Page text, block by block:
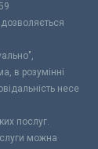
в розумінні
несе
послуг.
можна